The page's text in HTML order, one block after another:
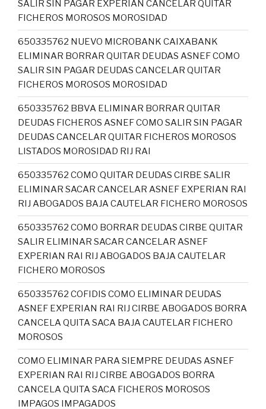
SALIR SIN PAGAR EXPERIAN CANCELAR QUITAR
FICHEROS MOROSOS MOROSIDAD
650335762 NUEVO MICROBANK CAIXABANK
ELIMINAR BORRAR QUITAR DEUDAS ASNEF COMO
SALIR SIN PAGAR DEUDAS CANCELAR QUITAR
FICHEROS MOROSOS MOROSIDAD
650335762 BBVA ELIMINAR BORRAR QUITAR
DEUDAS FICHEROS ASNEF COMO SALIR SIN PAGAR
DEUDAS CANCELAR QUITAR FICHEROS MOROSOS
LISTADOS MOROSIDAD RIJ RAI
650335762 COMO QUITAR DEUDAS CIRBE SALIR
ELIMINAR SACAR CANCELAR ASNEF EXPERIAN RAI
RIJ ABOGADOS BAJA CAUTELAR FICHERO MOROSOS
650335762 COMO BORRAR DEUDAS CIRBE QUITAR
SALIR ELIMINAR SACAR CANCELAR ASNEF
EXPERIAN RAI RIJ ABOGADOS BAJA CAUTELAR
FICHERO MOROSOS
650335762 COFIDIS COMO ELIMINAR DEUDAS
ASNEF EXPERIAN RAI RIJ CIRBE ABOGADOS BORRA
CANCELA QUITA SACA BAJA CAUTELAR FICHERO
MOROSOS
COMO ELIMINAR PARA SIEMPRE DEUDAS ASNEF
EXPERIAN RAI RIJ CIRBE ABOGADOS BORRA
CANCELA QUITA SACA FICHEROS MOROSOS
IMPAGOS IMPAGADOS